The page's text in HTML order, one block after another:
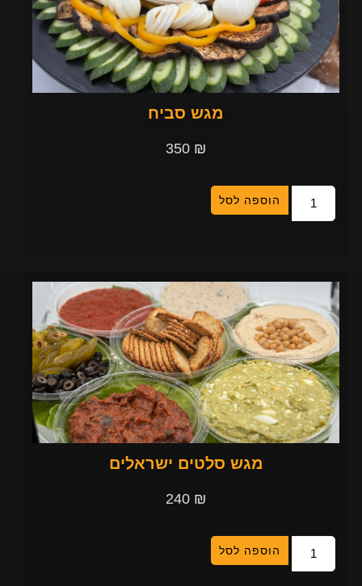
מגש סביח
₪
הוספה לסל
מגש סלטים ישראלים
₪
הוספה לסל